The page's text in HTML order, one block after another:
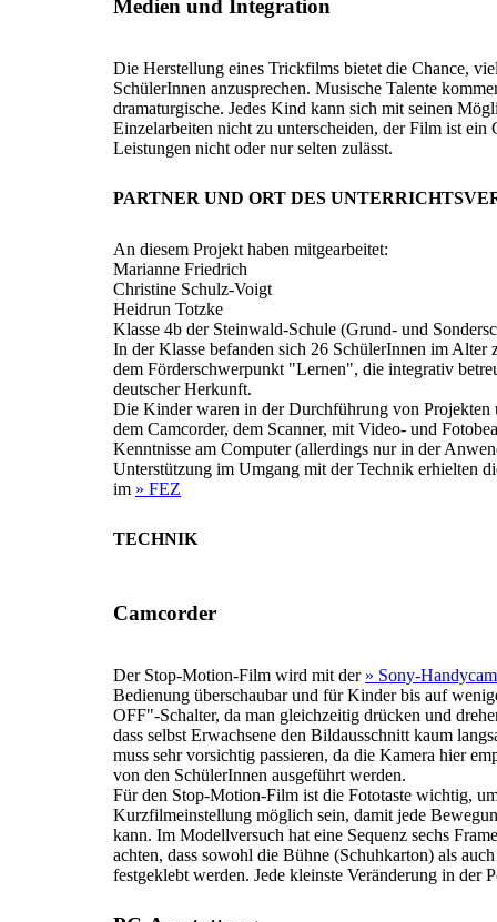
Medien und Integration
Die Herstellung eines Trickfilms bietet die Chance,
SchülerInnen anzusprechen. Musische Talente
dramaturgische. Jedes Kind kann sich mit seinen
Einzelarbeiten nicht zu unterscheiden, der Film ist
Leistungen nicht oder nur selten zulässt.
PARTNER UND ORT DES
An diesem Projekt haben mitgearbeitet:
Marianne Friedrich
Christine Schulz-Voigt
Heidrun Totzke
Klasse 4b der Steinwald-Schule (Grund- und
In der Klasse befanden sich 26 SchülerInnen im
dem Förderschwerpunkt "Lernen", die integrativ
deutscher Herkunft.
Die Kinder waren in der Durchführung von
dem Camcorder, dem Scanner, mit Video- und
Kenntnisse am Computer (allerdings nur in der
Unterstützung im Umgang mit der Technik erhielten
im » FEZ
TECHNIK
Camcorder
Der Stop-Motion-Film wird mit der » Sony-
Bedienung überschaubar und für Kinder bis auf
OFF"-Schalter, da man gleichzeitig drücken und
dass selbst Erwachsene den Bildausschnitt kaum
muss sehr vorsichtig passieren, da die Kamera hier
von den SchülerInnen ausgeführt werden.
Für den Stop-Motion-Film ist die Fototaste wichtig,
Kurzfilmeinstellung möglich sein, damit jede
kann. Im Modellversuch hat eine Sequenz sechs
achten, dass sowohl die Bühne (Schuhkarton) als
festgeklebt werden. Jede kleinste Veränderung in der